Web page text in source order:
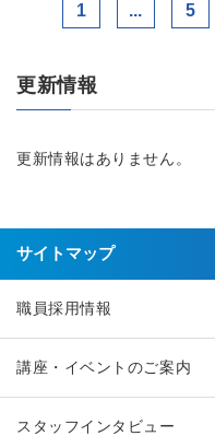
1 ... 5
更新情報
更新情報はありません。
サイトマップ
職員採用情報
講座・イベントのご案内
スタッフインタビュー